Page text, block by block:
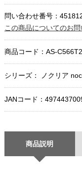
問い合わせ番号：
この商品についてのお
商品コード： AS-
シリーズ： ノクリア
JANコード：
商品説明